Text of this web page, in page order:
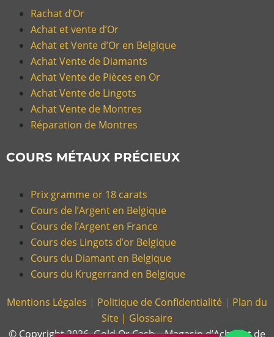
Rachat d’Or
Achat et vente d’Or
Achat et Vente d’Or en Belgique
Achat Vente de Diamants
Achat Vente de Pièces en Or
Achat Vente de Lingots
Achat Vente de Montres
Réparation de Montres
COURS MÉTAUX PRÉCIEUX
Prix gramme or 18 carats
Cours de l’Argent en Belgique
Cours de l’Argent en France
Cours des Lingots d’or Belgique
Cours du Diamant en Belgique
Cours du Krugerrand en Belgique
Mentions Légales | Politique de Confidentialité | Plan du
Site | Glossaire
© Copyright 2026, Gold Or Cash – Magasin d’Achat et de